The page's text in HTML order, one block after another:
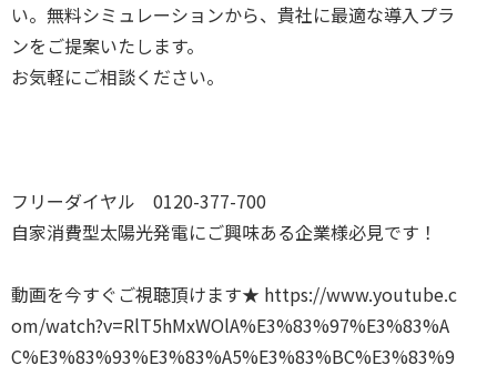
い。無料シミュレーションから、貴社に最適な導入プラ
ンをご提案いたします。
お気軽にご相談ください。
フリーダイヤル 0120-377-700
自家消費型太陽光発電にご興味ある企業様必見です！
動画を今すぐご視聴頂けます★ https://www.youtube.c
om/watch?v=RlT5hMxWOlA%E3%83%97%E3%83%A
C%E3%83%93%E3%83%A5%E3%83%BC%E3%83%9